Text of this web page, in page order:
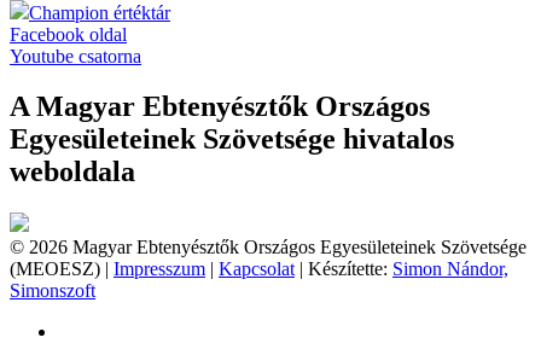
Champion értéktár
Facebook oldal
Youtube csatorna
A Magyar Ebtenyésztők Országos
Egyesületeinek Szövetsége hivatalos
weboldala
© 2026 Magyar Ebtenyésztők Országos Egyesületeinek Szövetsége
(MEOESZ) | Impresszum | Kapcsolat | Készítette: Simon Nándor,
Simonszoft